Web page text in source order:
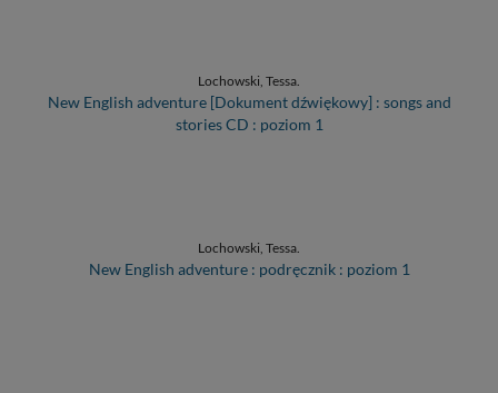
Lochowski, Tessa.
New English adventure [Dokument dźwiękowy] : songs and
stories CD : poziom 1
Lochowski, Tessa.
New English adventure : podręcznik : poziom 1